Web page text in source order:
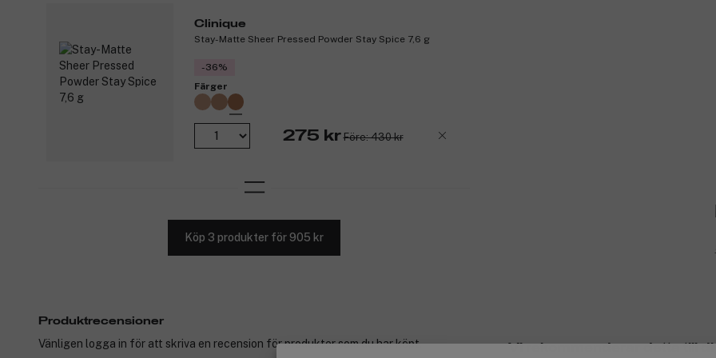
Clinique
Stay-Matte Sheer Pressed Powder Stay Spice 7,6 g
-36%
Färger
275 kr Före: 430 kr
Köp 3 produkter för 905 kr
Vi rekommenderar detta till
Produktrecensioner
Vänligen logga in för att skriva en recension för produkter som du har köpt.